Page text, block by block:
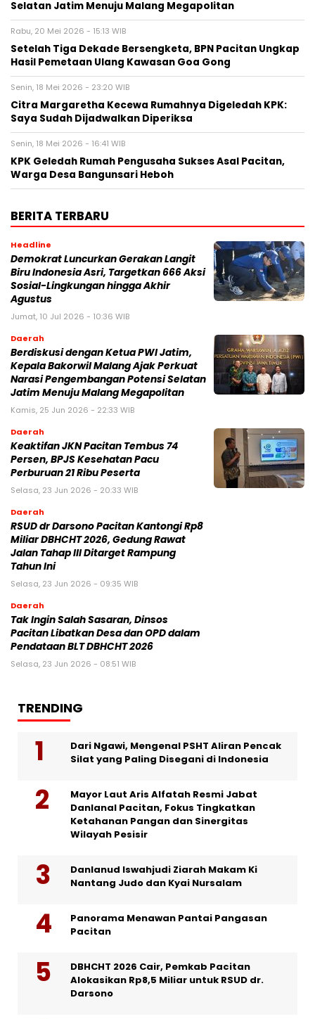
Selatan Jatim Menuju Malang Megapolitan
Rabu, 20 Mei 2026 - 15:13 WIB
Setelah Tiga Dekade Bersengketa, BPN Pacitan Ungkap
Hasil Pemetaan Ulang Kawasan Goa Gong
Senin, 18 Mei 2026 - 23:20 WIB
Citra Margaretha Kecewa Rumahnya Digeledah KPK:
Saya Sudah Dijadwalkan Diperiksa
Senin, 18 Mei 2026 - 16:41 WIB
KPK Geledah Rumah Pengusaha Sukses Asal Pacitan,
Warga Desa Bangunsari Heboh
BERITA TERBARU
Headline
Demokrat Luncurkan Gerakan Langit
Biru Indonesia Asri, Targetkan 666 Aksi
Sosial-Lingkungan hingga Akhir
Agustus
Jumat, 10 Jul 2026 - 10:36 WIB
Daerah
Berdiskusi dengan Ketua PWI Jatim,
Kepala Bakorwil Malang Ajak Perkuat
Narasi Pengembangan Potensi Selatan
Jatim Menuju Malang Megapolitan
Kamis, 25 Jun 2026 - 22:33 WIB
Daerah
Keaktifan JKN Pacitan Tembus 74
Persen, BPJS Kesehatan Pacu
Perburuan 21 Ribu Peserta
Selasa, 23 Jun 2026 - 20:33 WIB
Daerah
RSUD dr Darsono Pacitan Kantongi Rp8
Miliar DBHCHT 2026, Gedung Rawat
Jalan Tahap III Ditarget Rampung
Tahun Ini
Selasa, 23 Jun 2026 - 09:35 WIB
Daerah
Tak Ingin Salah Sasaran, Dinsos
Pacitan Libatkan Desa dan OPD dalam
Pendataan BLT DBHCHT 2026
Selasa, 23 Jun 2026 - 08:51 WIB
TRENDING
Dari Ngawi, Mengenal PSHT Aliran Pencak
Silat yang Paling Disegani di Indonesia
Mayor Laut Aris Alfatah Resmi Jabat
Danlanal Pacitan, Fokus Tingkatkan
Ketahanan Pangan dan Sinergitas
Wilayah Pesisir
Danlanud Iswahjudi Ziarah Makam Ki
Nantang Judo dan Kyai Nursalam
Panorama Menawan Pantai Pangasan
Pacitan
DBHCHT 2026 Cair, Pemkab Pacitan
Alokasikan Rp8,5 Miliar untuk RSUD dr.
Darsono